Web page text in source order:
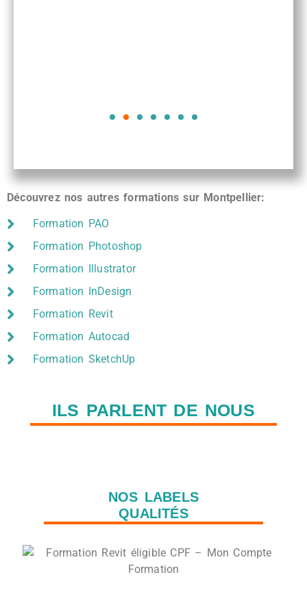
Découvrez nos autres formations sur Montpellier:
Formation PAO
Formation Photoshop
Formation Illustrator
Formation InDesign
Formation Revit
Formation Autocad
Formation SketchUp
ILS PARLENT DE NOUS
NOS LABELS
QUALITÉS